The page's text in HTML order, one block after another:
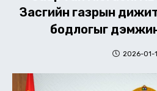
Засгийн газрын
бодлогыг
2026-01-